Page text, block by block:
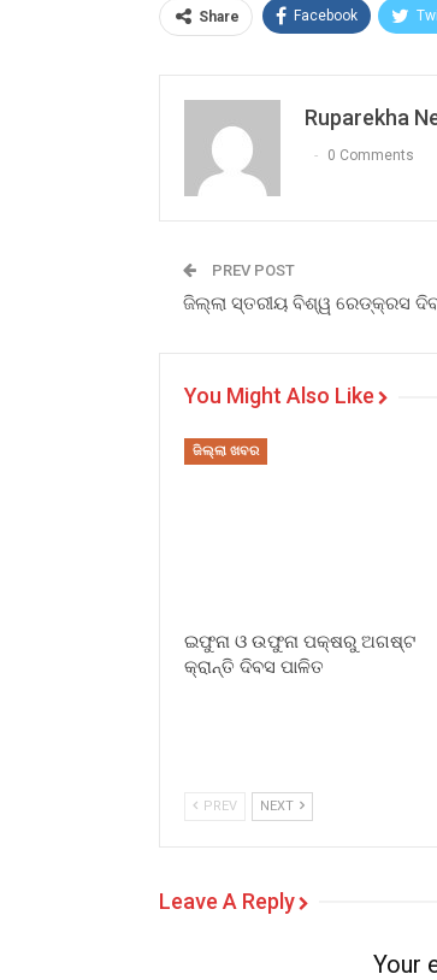
Share Facebook
Ruparekha
0 Comments
PREV POST
ଜିଲ୍ଲା ସ୍ତରୀୟ ବିଶ୍ୱ ରେଡ୍କ୍ରସ
You Might Also Like
ଜିଲ୍ଲା ଖବର
ଇଫୁନା ଓ ଉଫୁନା ପକ୍ଷରୁ ଅଗଷ୍ଟ
କ୍ରାନ୍ତି ଦିବସ ପାଳିତ
PREV NEXT
Leave A Reply
Your